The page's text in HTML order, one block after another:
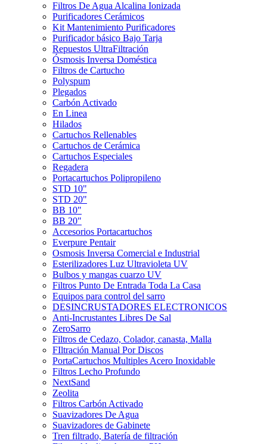
Filtros De Agua Alcalina Ionizada
Purificadores Cerámicos
Kit Mantenimiento Purificadores
Purificador básico Bajo Tarja
Repuestos UltraFiltración
Ósmosis Inversa Doméstica
Filtros de Cartucho
Polyspum
Plegados
Carbón Activado
En Linea
Hilados
Cartuchos Rellenables
Cartuchos de Cerámica
Cartuchos Especiales
Regadera
Portacartuchos Polipropileno
STD 10"
STD 20"
BB 10"
BB 20"
Accesorios Portacartuchos
Everpure Pentair
Osmosis Inversa Comercial e Industrial
Esterilizadores Luz Ultravioleta UV
Bulbos y mangas cuarzo UV
Filtros Punto De Entrada Toda La Casa
Equipos para control del sarro
DESINCRUSTADORES ELECTRONICOS
Anti-Incrustantes Libres De Sal
ZeroSarro
Filtros de Cedazo, Colador, canasta, Malla
FIltración Manual Por Discos
PortaCartuchos Multiples Acero Inoxidable
Filtros Lecho Profundo
NextSand
Zeolita
Filtros Carbón Activado
Suavizadores De Agua
Suavizadores de Gabinete
Tren filtrado, Batería de filtración